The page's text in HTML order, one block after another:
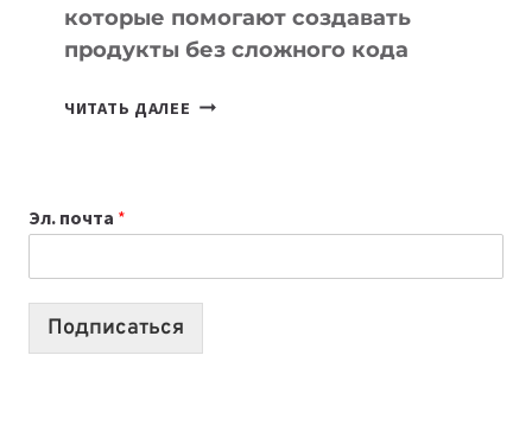
которые помогают создавать
продукты без сложного кода
ЧИТАТЬ ДАЛЕЕ 7
СОЗДАВАТЬ
ПРОДУКТЫ
Эл. почта *
Подписаться